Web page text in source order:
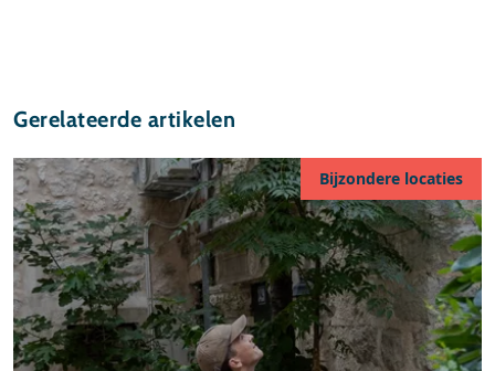
Gerelateerde artikelen
Bijzondere locaties